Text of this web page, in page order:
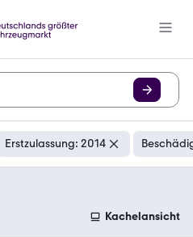
Erstzulassung: 2014
Kachelansicht